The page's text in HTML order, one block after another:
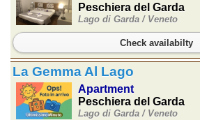
Peschiera del Garda
Lago di Garda / Veneto
Check availabilty
La Gemma Al Lago
Apartment
Peschiera del Garda
Lago di Garda / Veneto